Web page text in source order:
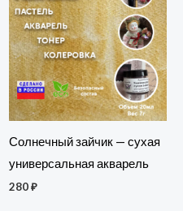
Солнечный зайчик — сухая
универсальная акварель
280₽